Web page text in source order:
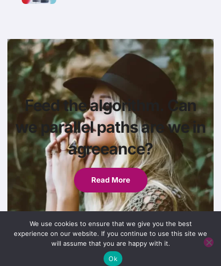
Feed the algorithm. Can
we parallel paths are we in
agreeance?
Read More
We use cookies to ensure that we give you the best
experience on our website. If you continue to use this site we
will assume that you are happy with it.
Ok